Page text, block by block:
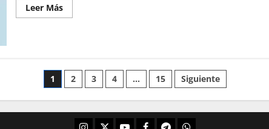
Leer Más
1 2 3 4 … 15 Siguiente